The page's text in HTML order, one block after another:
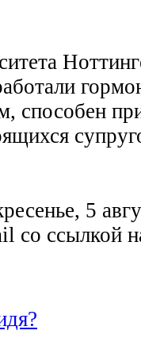
способен
5
со ссылкой